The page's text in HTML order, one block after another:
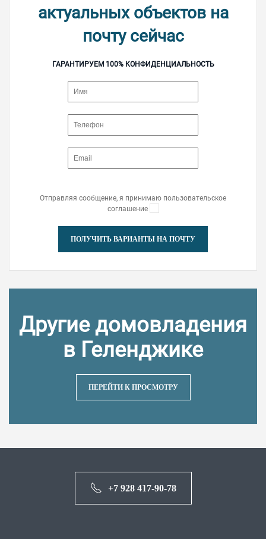
актуальных объектов на
почту сейчас
ГАРАНТИРУЕМ 100% КОНФИДЕНЦИАЛЬНОСТЬ
Отправляя сообщение, я принимаю пользовательское
соглашение
ПОЛУЧИТЬ ВАРИАНТЫ НА ПОЧТУ
Другие домовладения
в Геленджике
ПЕРЕЙТИ К ПРОСМОТРУ
+7 928 417-90-78